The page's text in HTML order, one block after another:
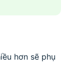
hơn sẽ phụ